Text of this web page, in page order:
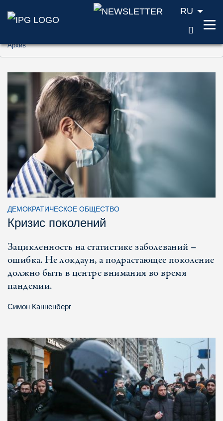
Перейти к содержанию (ключ доступа
Перейти к поиску (ключ доступа '2')
Перейти к навигации (ключ доступа '3')
RU
Архив
ДЕМОКРАТИЧЕСКОЕ ОБЩЕСТВО
Кризис поколений
Зацикленность на статистике заболеваний –
ошибка. Не локдаун, а подрастающее поколение
должно быть в центре внимания во время
пандемии.
Симон Канненберг